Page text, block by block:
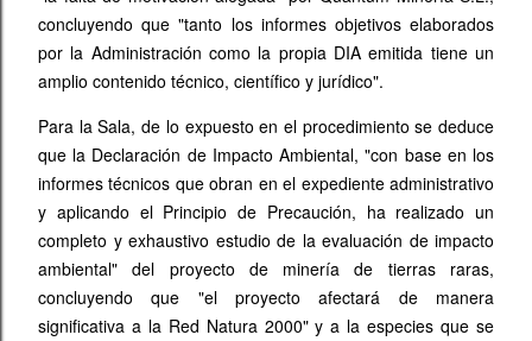
concluyendo que "tanto los informes objetivos elaborados
por la Administración como la propia DIA emitida tiene un
amplio contenido técnico, científico y jurídico".
Para la Sala, de lo expuesto en el procedimiento se deduce
que la Declaración de Impacto Ambiental, "con base en los
informes técnicos que obran en el expediente administrativo
y aplicando el Principio de Precaución, ha realizado un
completo y exhaustivo estudio de la evaluación de impacto
ambiental" del proyecto de minería de tierras raras,
concluyendo que "el proyecto afectará de manera
significativa a la Red Natura 2000" y a la especies que se